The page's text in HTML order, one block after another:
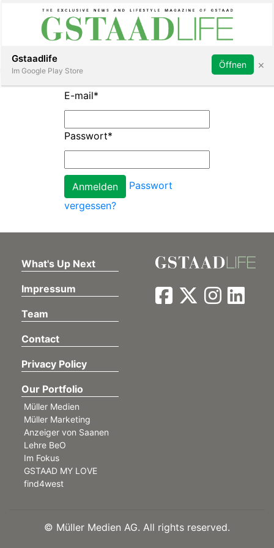
Subscribe Sign in
E-mail*
Passwort*
Passwort
vergessen?
What's Up Next
Impressum
Team
Contact
Privacy Policy
Our Portfolio
Müller Medien
Müller Marketing
Anzeiger von Saanen
Lehre BeO
Im Fokus
GSTAAD MY LOVE
find4west
© Müller Medien AG. All rights reserved.
Gstaadlife
Im Google Play Store
Öffnen ×